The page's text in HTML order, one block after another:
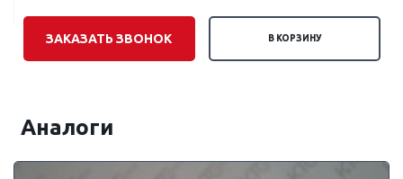
ЗАКАЗАТЬ ЗВОНОК В КОРЗИНУ
Аналоги